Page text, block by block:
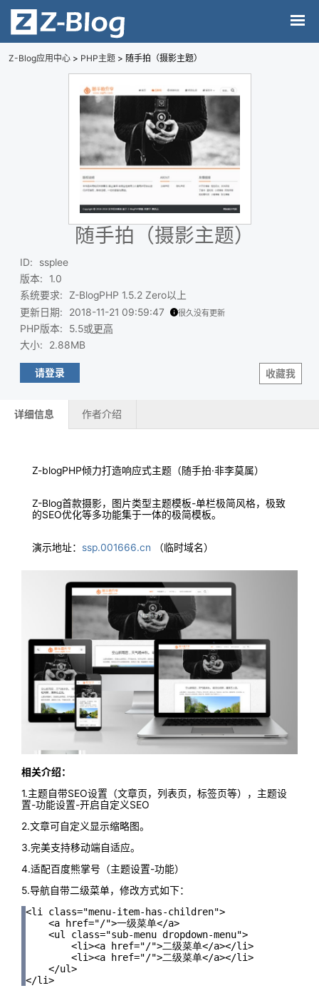
Z-Blog应用中心 > PHP主题 > 随手拍（摄影主题）
随手拍（摄影主题）
ID:
ssplee
版本:
1.0
系统要求:
Z-BlogPHP 1.5.2 Zero以上
更新日期: 2018-11-21 09:59:47 很久没有更新
PHP版本: 5.5或更高
大小: 2.88MB
收藏我
请登录
详细信息 作者介绍
Z-blogPHP倾力打造响应式主题（随手拍·非李莫属）
Z-Blog首款摄影，图片类型主题模板-单栏极简风格，极致
的SEO优化等多功能集于一体的极简模板。
演示地址： ssp.001666.cn （临时域名）
相关介绍：
1.主题自带SEO设置（文章页，列表页，标签页等），主题设
置-功能设置-开启自定义SEO
2.文章可自定义显示缩略图。
3.完美支持移动端自适应。
4.适配百度熊掌号（主题设置-功能）
5.导航自带二级菜单，修改方式如下：
<li class="menu-item-has-children">
<a href="/">一级菜单</a>
<ul class="sub-menu dropdown-menu">
<li><a href="/">二级菜单</a></li>
<li><a href="/">二级菜单</a></li>
</ul>
</li>